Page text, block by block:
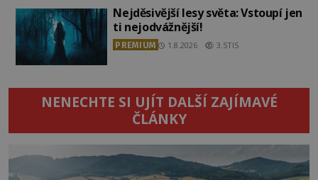
Nejděsivější lesy světa: Vstoupí jen
ti nejodvážnější!
PREMIUM 1.8.2026 3.5TIS
NENECHTE SI UJÍT DALŠÍ ZAJÍMAVÉ
ČLÁNKY